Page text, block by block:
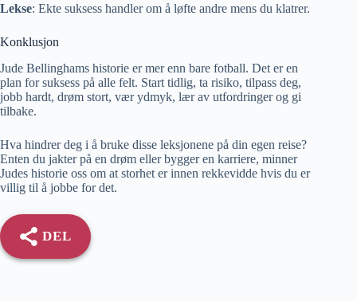
Lekse: Ekte suksess handler om å løfte andre mens du klatrer.
Konklusjon
Jude Bellinghams historie er mer enn bare fotball. Det er en
plan for suksess på alle felt. Start tidlig, ta risiko, tilpass deg,
jobb hardt, drøm stort, vær ydmyk, lær av utfordringer og gi
tilbake.
Hva hindrer deg i å bruke disse leksjonene på din egen reise?
Enten du jakter på en drøm eller bygger en karriere, minner
Judes historie oss om at storhet er innen rekkevidde hvis du er
villig til å jobbe for det.
DEL